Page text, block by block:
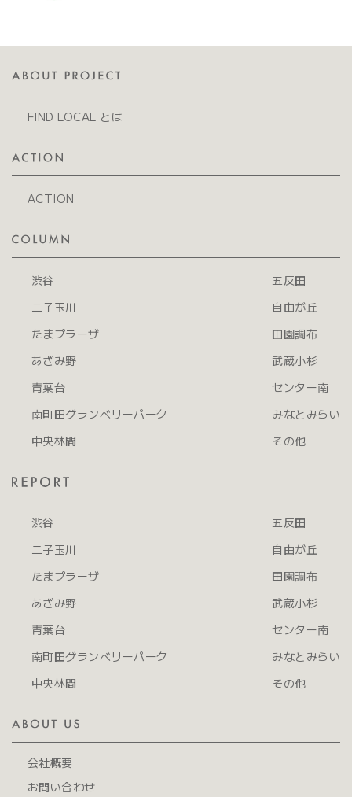
FIND LOCAL とは
ACTION
渋谷
二子玉川
たまプラーザ
あざみ野
青葉台
南町田グランベリーパーク
中央林間
五反田
自由が丘
田園調布
武蔵小杉
センター南
みなとみらい
その他
渋谷
二子玉川
たまプラーザ
あざみ野
青葉台
南町田グランベリーパーク
中央林間
五反田
自由が丘
田園調布
武蔵小杉
センター南
みなとみらい
その他
会社概要
お問い合わせ